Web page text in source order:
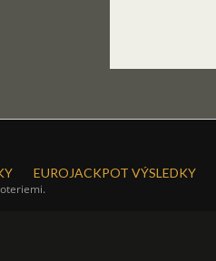
EUROJACKPOT VÝSLEDKY